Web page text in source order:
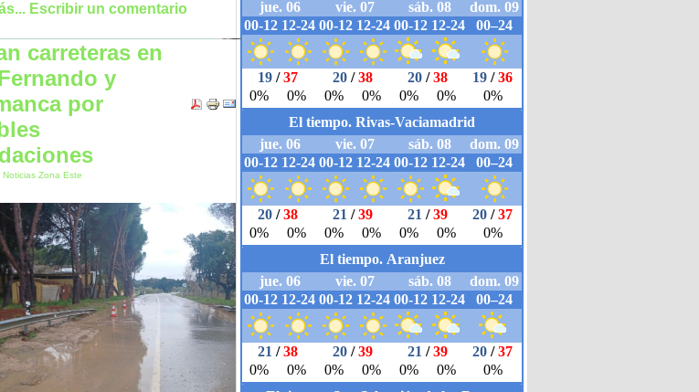
Escribir un comentario
carreteras en
y
por
Noticias Zona Este